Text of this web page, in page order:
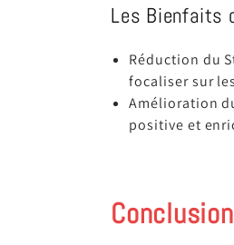
Les Bienfaits
Réduction du
focaliser sur
Amélioration
positive et
Conclusion